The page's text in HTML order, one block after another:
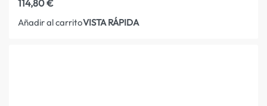
114,80€
Añadir al carritoVISTA RÁPIDA